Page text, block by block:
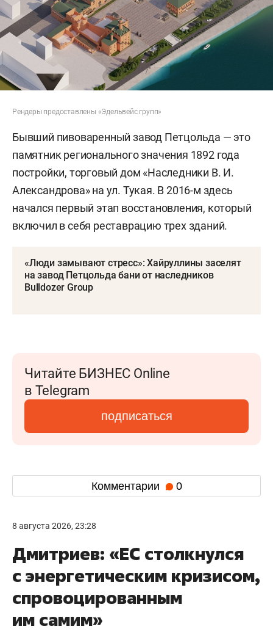
Рендеры предоставлены «Эдельвейс групп»
Бывший пивоваренный завод Петцольда — это
памятник регионального значения 1892 года
постройки, торговый дом «Наследники В. И.
Александрова» на ул. Тукая. В 2016-м здесь
начался первый этап восстановления, который
включил в себя реставрацию трех зданий.
«Люди замывают стресс»: Хайруллины заселят
на завод Петцольда бани от наследников
Bulldozer Group
Читайте БИЗНЕС Online
в Telegram
подписаться
Комментарии 0
8 августа 2026, 23:28
Дмитриев: «ЕС столкнулся
с энергетическим кризисом,
спровоцированным
им самим»